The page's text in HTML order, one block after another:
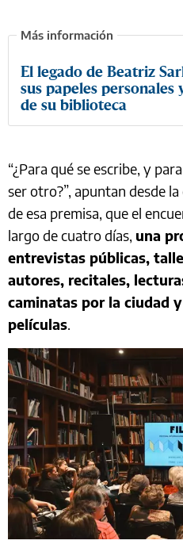
El legado de Beatriz
sus papeles
de su biblioteca
“¿Para qué se escribe, y
ser otro?”, apuntan desde
de esa premisa, que el
largo de cuatro días, una
entrevistas públicas,
autores, recitales,
caminatas por la ciudad
películas.